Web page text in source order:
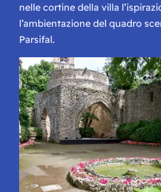
nelle cortine della villa
l’ambientazione del quadro
Parsifal.